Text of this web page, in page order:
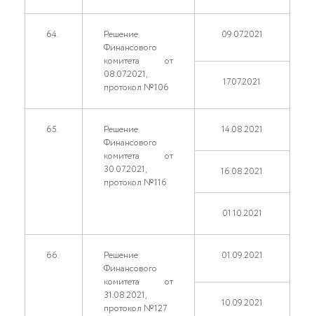
64.
Решение
Финансового
комитета от
08.07.2021,
протокол №106
09.07.2021
17.07.2021
65.
Решение
Финансового
комитета от
30.07.2021,
протокол №116
14.08.2021
16.08.2021
01.10.2021
66.
Решение
Финансового
комитета от
31.08.2021,
протокол №127
01.09.2021
10.09.2021